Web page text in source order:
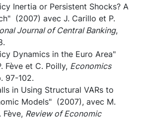
Inertia or Persistent Shocks? A
(2007) avec J. Carillo et P.
Journal of Central Banking,
Dynamics in the Euro Area"
Fève et C. Poilly, Economics
97-102.
in Using Structural VARs to
Models" (2007), avec M.
Fève, Review of Economic